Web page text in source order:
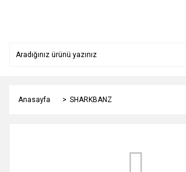
Anasayfa SHARKBANZ